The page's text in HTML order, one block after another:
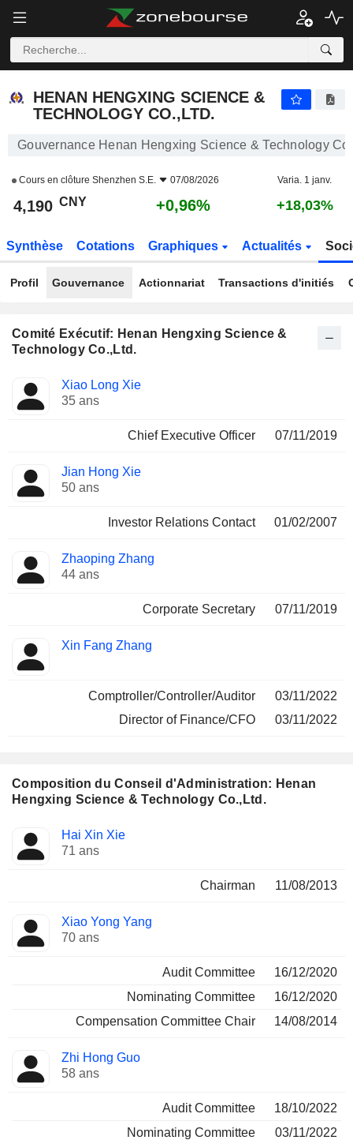
HENAN HENGXING SCIENCE &
TECHNOLOGY CO.,LTD.
Gouvernance Henan Hengxing Science & Technology
Cours en clôture Shenzhen S.E. 07/08/2026 Varia. 1 janv.
4,190 CNY +0,96% +18,03%
Synthèse Cotations Graphiques Actualités
Profil Gouvernance Actionnariat Transactions d'initiés
Comité Exécutif: Henan Hengxing Science &
Technology Co.,Ltd.
Dirigeant
Fonctions
occupées
Xiao Long Xie
35 ans
Chief Executive Officer 07/11/2019
Jian Hong Xie
50 ans
Investor Relations Contact 01/02/2007
Zhaoping Zhang
44 ans
Corporate Secretary 07/11/2019
Xin Fang Zhang
Comptroller/Controller/Auditor
03/11/2022
Director of Finance/CFO
03/11/2022
Composition du Conseil d'Administration: Henan
Hengxing Science & Technology Co.,Ltd.
Administrateur Comités
Hai Xin Xie
71 ans
Chairman 11/08/2013
Xiao Yong Yang
70 ans
Audit Committee
16/12/2020
Nominating Committee
16/12/2020
Compensation Committee Chair
14/08/2014
Zhi Hong Guo
58 ans
Audit Committee
18/10/2022
Nominating Committee
03/11/2022